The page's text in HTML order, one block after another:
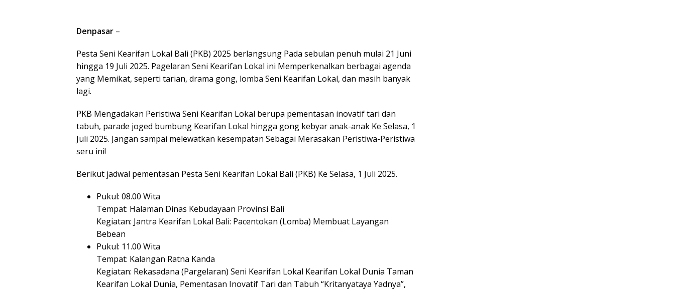
Denpasar –
Pesta Seni Kearifan Lokal Bali (PKB) 2025 berlangsung Pada sebulan penuh mulai 21 Juni
hingga 19 Juli 2025. Pagelaran Seni Kearifan Lokal ini Memperkenalkan berbagai agenda
yang Memikat, seperti tarian, drama gong, lomba Seni Kearifan Lokal, dan masih banyak
lagi.
PKB Mengadakan Peristiwa Seni Kearifan Lokal berupa pementasan inovatif tari dan
tabuh, parade joged bumbung Kearifan Lokal hingga gong kebyar anak-anak Ke Selasa, 1
Juli 2025. Jangan sampai melewatkan kesempatan Sebagai Merasakan Peristiwa-Peristiwa
seru ini!
Berikut jadwal pementasan Pesta Seni Kearifan Lokal Bali (PKB) Ke Selasa, 1 Juli 2025.
Pukul: 08.00 Wita
Tempat: Halaman Dinas Kebudayaan Provinsi Bali
Kegiatan: Jantra Kearifan Lokal Bali: Pacentokan (Lomba) Membuat Layangan
Bebean
Pukul: 11.00 Wita
Tempat: Kalangan Ratna Kanda
Kegiatan: Rekasadana (Pargelaran) Seni Kearifan Lokal Kearifan Lokal Dunia Taman
Kearifan Lokal Dunia, Pementasan Inovatif Tari dan Tabuh “Kritanyataya Yadnya”,